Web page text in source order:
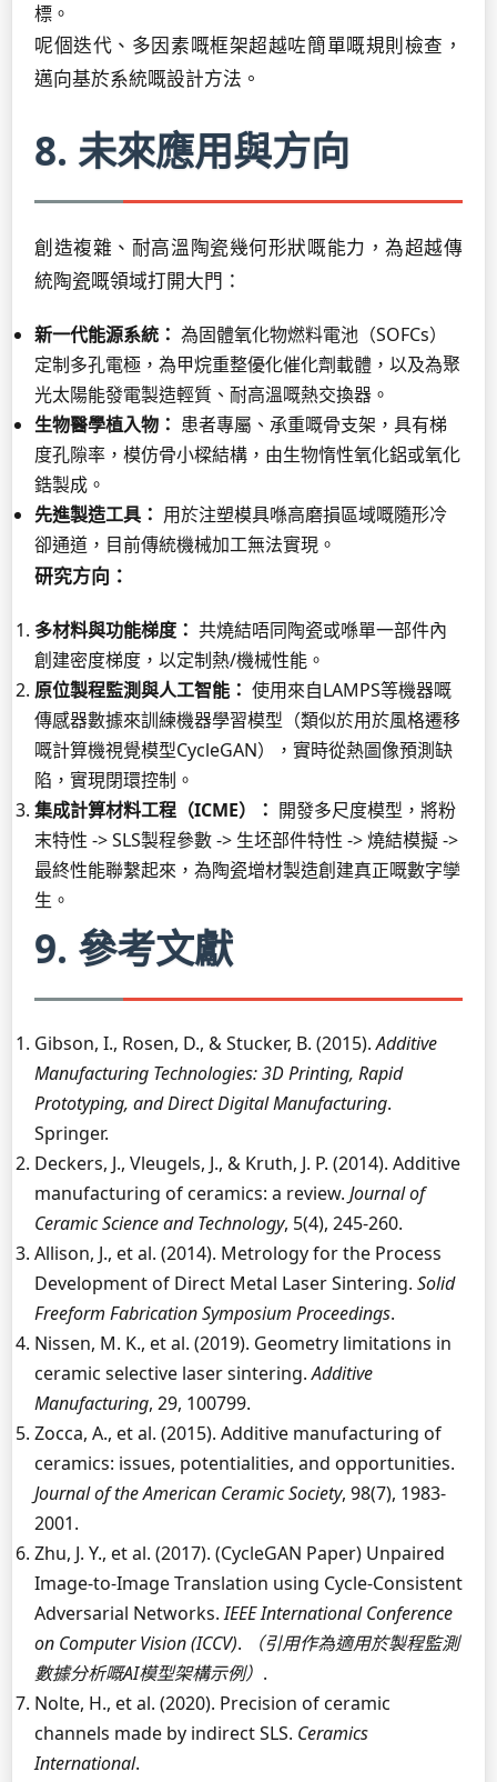
標。
呢個迭代、多因素嘅框架超越咗簡單嘅規則檢查，
邁向基於系統嘅設計方法。
8. 未來應用與方向
創造複雜、耐高溫陶瓷幾何形狀嘅能力，為超越傳
統陶瓷嘅領域打開大門：
新一代能源系統： 為固體氧化物燃料電池（SOFCs）
定制多孔電極，為甲烷重整優化催化劑載體，以及為聚
光太陽能發電製造輕質、耐高溫嘅熱交換器。
生物醫學植入物： 患者專屬、承重嘅骨支架，具有梯
度孔隙率，模仿骨小樑結構，由生物惰性氧化鋁或氧化
鋯製成。
先進製造工具： 用於注塑模具喺高磨損區域嘅隨形冷
卻通道，目前傳統機械加工無法實現。
研究方向：
多材料與功能梯度： 共燒結唔同陶瓷或喺單一部件內
創建密度梯度，以定制熱/機械性能。
原位製程監測與人工智能： 使用來自LAMPS等機器嘅
傳感器數據來訓練機器學習模型（類似於用於風格遷移
嘅計算機視覺模型CycleGAN），實時從熱圖像預測缺
陷，實現閉環控制。
集成計算材料工程（ICME）： 開發多尺度模型，將粉
末特性 -> SLS製程參數 -> 生坯部件特性 -> 燒結模擬 ->
最終性能聯繫起來，為陶瓷增材製造創建真正嘅數字孿
生。
9. 參考文獻
Gibson, I., Rosen, D., & Stucker, B. (2015).Additive
Manufacturing Technologies: 3D Printing, Rapid
Prototyping, and Direct Digital Manufacturing.
Springer.
Deckers, J., Vleugels, J., & Kruth, J. P. (2014). Additive
manufacturing of ceramics: a review. Journal of
Ceramic Science and Technology, 5(4), 245-260.
Allison, J., et al. (2014). Metrology for the Process
Development of Direct Metal Laser Sintering. Solid
Freeform Fabrication Symposium Proceedings.
Nissen, M. K., et al. (2019). Geometry limitations in
ceramic selective laser sintering.Additive
Manufacturing, 29, 100799.
Zocca, A., et al. (2015). Additive manufacturing of
ceramics: issues, potentialities, and opportunities.
Journal of the American Ceramic Society, 98(7), 1983-
2001.
Zhu, J. Y., et al. (2017). (CycleGAN Paper) Unpaired
Image-to-Image Translation using Cycle-Consistent
Adversarial Networks.IEEE International Conference
on Computer Vision (ICCV).
（引用作為適用於製程監測
數據分析嘅AI模型架構示例） .
Nolte, H., et al. (2020). Precision of ceramic
channels made by indirect SLS. Ceramics
International.